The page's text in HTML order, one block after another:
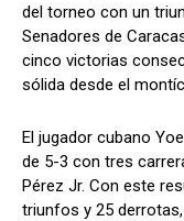
del torneo con un
Senadores de
cinco victorias
sólida desde el
El jugador cubano
de 5-3 con tres
Pérez Jr. Con este
triunfos y 25